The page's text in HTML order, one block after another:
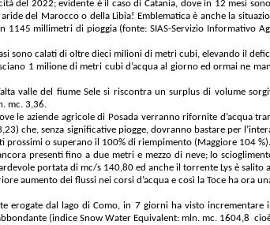
del 2022; evidente è il caso di Catania, dove in 12 mesi
del Marocco o della Libia! Emblematica è anche la
1145 millimetri di pioggia (fonte: SIAS-Servizio Informativo
sono calati di oltre dieci milioni di metri cubi, elevando il
1 milione di metri cubi d’acqua al giorno ed ormai ne
valle del fiume Sele si riscontra un surplus di volume
mc. 3,36.
le aziende agricole di Posada verranno rifornite d’acqua
che, senza significative piogge, dovranno bastare per
prossimi o superano il 100% di riempimento (Maggiore 104 %).
presenti fino a due metri e mezzo di neve; lo
portata di mc/s 140,80 ed anche il torrente Lys è salito
aumento dei flussi nei corsi d’acqua e così la Toce ha ora
erogate dal lago di Como, in 7 giorni ha visto
(indice Snow Water Equivalent: mln. mc. 1604,8